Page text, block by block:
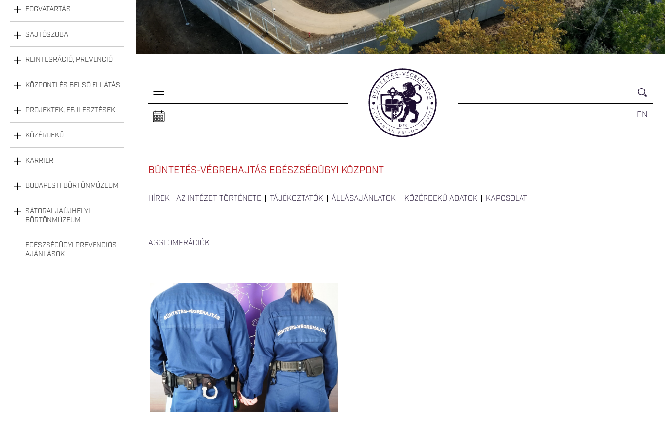
FOGVATARTÁS
SAJTÓSZOBA
REINTEGRÁCIÓ, PREVENCIÓ
KÖZPONTI ÉS BELSŐ ELLÁTÁS
PROJEKTEK, FEJLESZTÉSEK
KÖZÉRDEKŰ
KARRIER
BUDAPESTI BÖRTÖNMÚZEUM
SÁTORALJAÚJHELYI
BÖRTÖNMÚZEUM
EGÉSZSÉGÜGYI PREVENCIÓS
AJÁNLÁSOK
EN
P
e
l
s
a
BÜNTETÉS-VÉGREHAJTÁS EGÉSZSÉGÜGYI KÖZPONT
HÍREK AZ INTÉZET TÖRTÉNETE TÁJÉKOZTATÓK ÁLLÁSAJÁNLATOK KÖZÉRDEKŰ ADATOK KAPCSOLAT
AGGLOMERÁCIÓK